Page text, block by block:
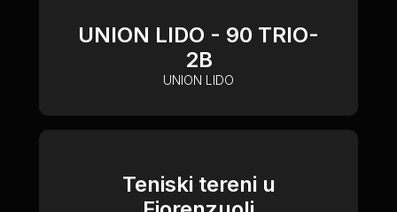
UNION LIDO - 90 TRIO-
2B
UNION LIDO
Teniski tereni u